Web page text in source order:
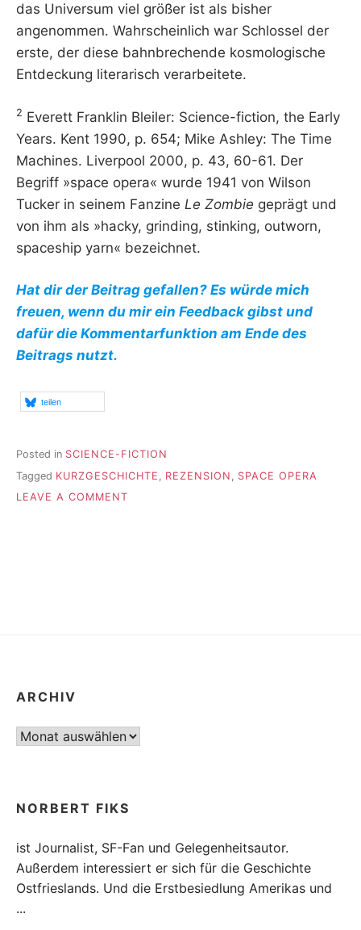
das Universum viel größer ist als bisher
angenommen. Wahrscheinlich war Schlossel der
erste, der diese bahnbrechende kosmologische
Entdeckung literarisch verarbeitete.
2 Everett Franklin Bleiler: Science-fiction, the Early
Years. Kent 1990, p. 654; Mike Ashley: The Time
Machines. Liverpool 2000, p. 43, 60-61. Der
Begriff »space opera« wurde 1941 von Wilson
Tucker in seinem Fanzine Le Zombie geprägt und
von ihm als »hacky, grinding, stinking, outworn,
spaceship yarn« bezeichnet.
Hat dir der Beitrag gefallen? Es würde mich
freuen, wenn du mir ein Feedback gibst und
dafür die Kommentarfunktion am Ende des
Beitrags nutzt.
teilen
Posted in SCIENCE-FICTION
Tagged KURZGESCHICHTE REZENSION
SPACE OPERA
LEAVE A COMMENT
ARCHIV
Archiv
NORBERT FIKS
ist Journalist, SF-Fan und Gelegenheitsautor.
Außerdem interessiert er sich für die Geschichte
Ostfrieslands. Und die Erstbesiedlung Amerikas und
...